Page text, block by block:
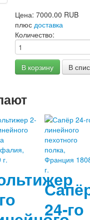
Цена: 7000.00 RUB
плюс доставка
Количество:
24-го